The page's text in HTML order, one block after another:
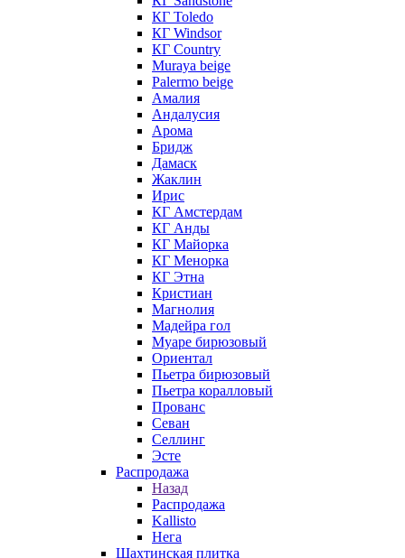
КГ Toledo
КГ Windsor
КГ Сountry
Muraya beige
Palermo beige
Амалия
Андалусия
Арома
Бридж
Дамаск
Жаклин
Ирис
КГ Амстердам
КГ Анды
КГ Майорка
КГ Менорка
КГ Этна
Кристиан
Магнолия
Мадейра гол
Муаре бирюзовый
Ориентал
Пьетра бирюзовый
Пьетра коралловый
Прованс
Севан
Селлинг
Эсте
Распродажа
Назад
Распродажа
Kallisto
Нега
Шахтинская плитка